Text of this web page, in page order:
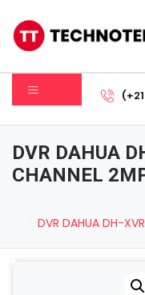
Votre
DVR DAHUA
CHANNEL
DVR DAHUA DH-